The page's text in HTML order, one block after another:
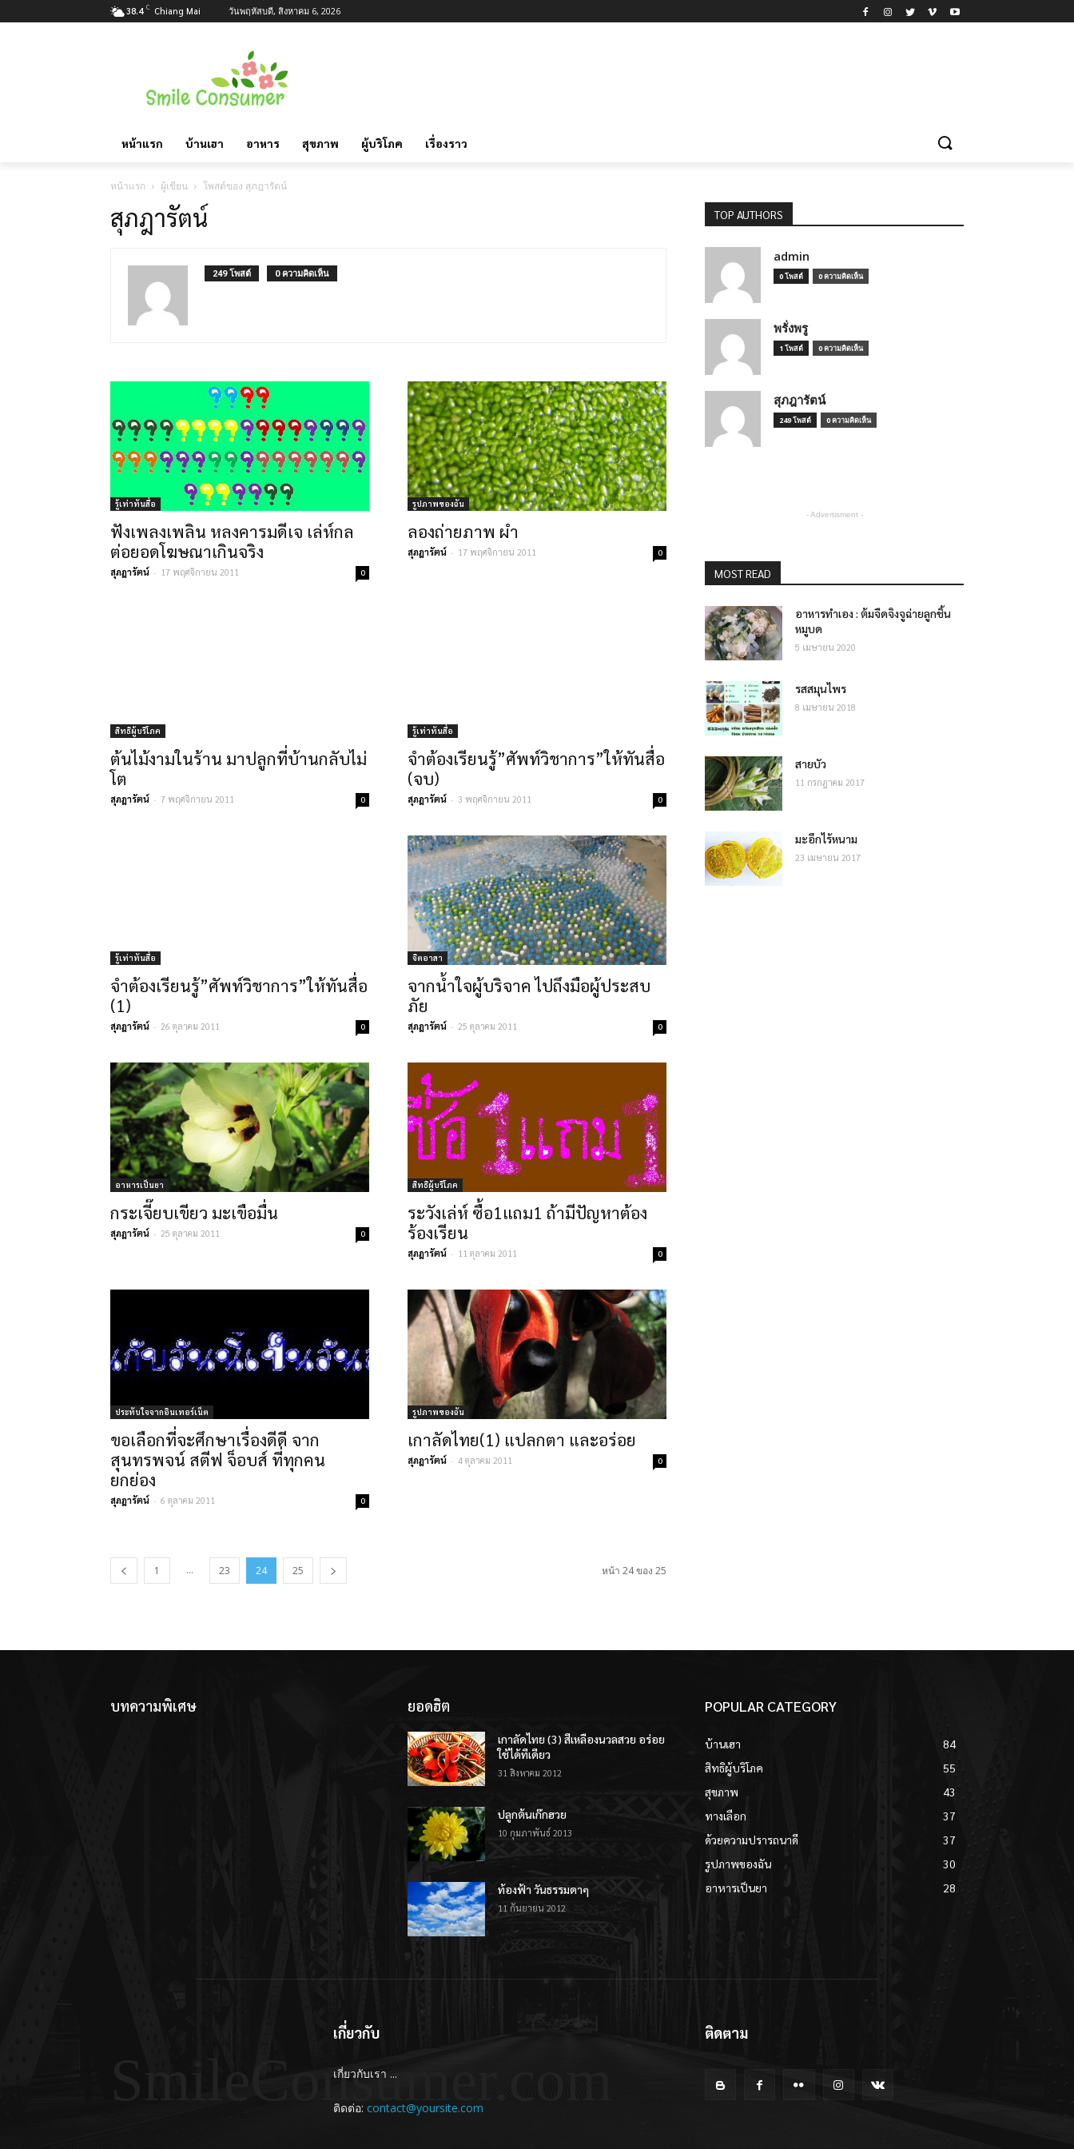
38.4 C Chiang Mai วันพฤหัสบดี, สิงหาคม 6, 2026
หน้าแรก บ้านเฮา อาหาร สุขภาพ ผู้บริโภค เรื่องราว
หน้าแรก ผู้เขียน โพสต์ของ สุภฎารัตน์
สุภฎารัตน์
249 โพสต์ 0 ความคิดเห็น
รู้เท่าทันสื่อ
ฟังเพลงเพลิน หลงคารมดีเจ เล่ห์กล
ต่อยอดโฆษณาเกินจริง
สุภฎารัตน์ - 17 พฤศจิกายน 2011 0
รูปภาพของฉัน
ลองถ่ายภาพ ผำ
สุภฎารัตน์ - 17 พฤศจิกายน 2011 0
สิทธิผู้บริโภค
ต้นไม้งามในร้าน มาปลูกที่บ้านกลับไม่
โต
สุภฎารัตน์ - 7 พฤศจิกายน 2011 0
รู้เท่าทันสื่อ
จำต้องเรียนรู้”ศัพท์วิชาการ”ให้ทันสื่อ
(จบ)
สุภฎารัตน์ - 3 พฤศจิกายน 2011 0
รู้เท่าทันสื่อ
จำต้องเรียนรู้”ศัพท์วิชาการ”ให้ทันสื่อ
(1)
สุภฎารัตน์ - 26 ตุลาคม 2011 0
จิตอาสา
จากน้ำใจผู้บริจาค ไปถึงมือผู้ประสบ
ภัย
สุภฎารัตน์ - 25 ตุลาคม 2011 0
อาหารเป็นยา
กระเจี๊ยบเขียว มะเขือมื่น
สุภฎารัตน์ - 25 ตุลาคม 2011 0
สิทธิผู้บริโภค
ระวังเล่ห์ ซื้อ1แถม1 ถ้ามีปัญหาต้อง
ร้องเรียน
สุภฎารัตน์ - 11 ตุลาคม 2011 0
ประทับใจจากอินเทอร์เน็ต
ขอเลือกที่จะศึกษาเรื่องดีดี จาก
สุนทรพจน์ สตีฟ จ็อบส์ ที่ทุกคน
ยกย่อง
สุภฎารัตน์ - 6 ตุลาคม 2011 0
รูปภาพของฉัน
เกาลัดไทย(1) แปลกตา และอร่อย
สุภฎารัตน์ - 4 ตุลาคม 2011 0
1 ... 23 24 25 หน้า 24 ของ 25
TOP AUTHORS
admin
0 โพสต์ 0 ความคิดเห็น
พรั่งพรู
1 โพสต์ 0 ความคิดเห็น
สุภฎารัตน์
249 โพสต์ 0 ความคิดเห็น
- Advertisment -
MOST READ
อาหารทำเอง : ต้มจืดจิงจูฉ่ายลูกชิ้น
หมูบด
5 เมษายน 2020
รสสมุนไพร
8 เมษายน 2018
สายบัว
11 กรกฎาคม 2017
มะอึกไร้หนาม
23 เมษายน 2017
บทความพิเศษ ยอดฮิต
เกาลัดไทย (3) สีเหลืองนวลสวย อร่อย
ใช้ได้ทีเดียว
31 สิงหาคม 2012
ปลูกต้นเก๊กฮวย
10 กุมภาพันธ์ 2013
ท้องฟ้า วันธรรมดาๆ
11 กันยายน 2012
POPULAR CATEGORY
บ้านเฮา
84
สิทธิผู้บริโภค
55
สุขภาพ
43
ทางเลือก
37
ด้วยความปรารถนาดี
37
รูปภาพของฉัน
30
อาหารเป็นยา
28
SmileConsumer.com
เกี่ยวกับ
เกี่ยวกับเรา ...
ติดต่อ: contact@yoursite.com
ติดตาม